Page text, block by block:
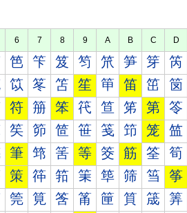
6 7 8 9 A B C D
笆 笇 笈 笉 笊 笋 笌 笍
笖 笗 笘 笙 笚 笛 笜 笝
符 笧 笨 笩 笪 笫 第 笭
笶 笷 笸 笹 笺 笻 笼 笽
筆 筇 筈 等 筊 筋 筌 筍
策 筗 筘 筙 筚 筛 筜 筝
筦 筧 筨 筩 筪 筫 筬 筭